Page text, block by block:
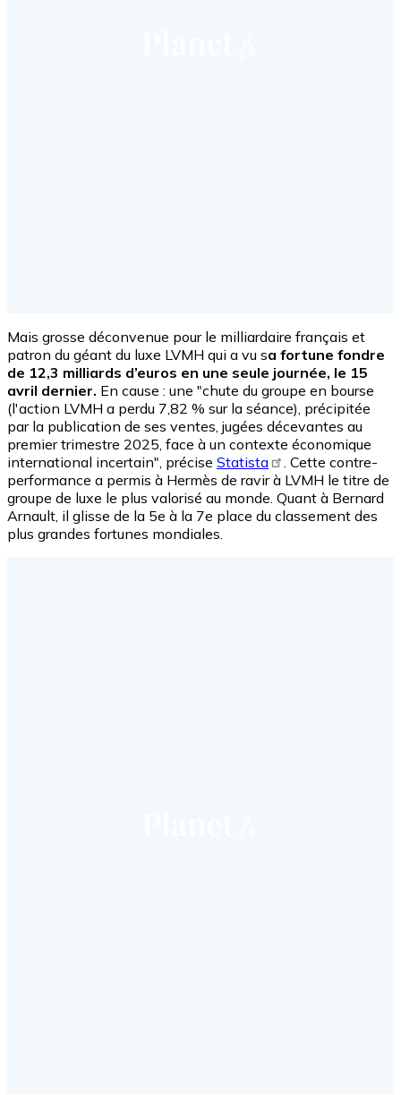
Mais grosse déconvenue pour le milliardaire français et
patron du géant du luxe LVMH qui a vu sa fortune fondre
de 12,3 milliards d’euros en une seule journée, le 15
avril dernier. En cause : une "chute du groupe en bourse
(l'action LVMH a perdu 7,82 % sur la séance), précipitée
par la publication de ses ventes, jugées décevantes au
premier trimestre 2025, face à un contexte économique
international incertain", précise Statista .Cette contre-
performance a permis à Hermès de ravir à LVMH le titre de
groupe de luxe le plus valorisé au monde. Quant à Bernard
Arnault, il glisse de la 5e à la 7e place du classement des
plus grandes fortunes mondiales.